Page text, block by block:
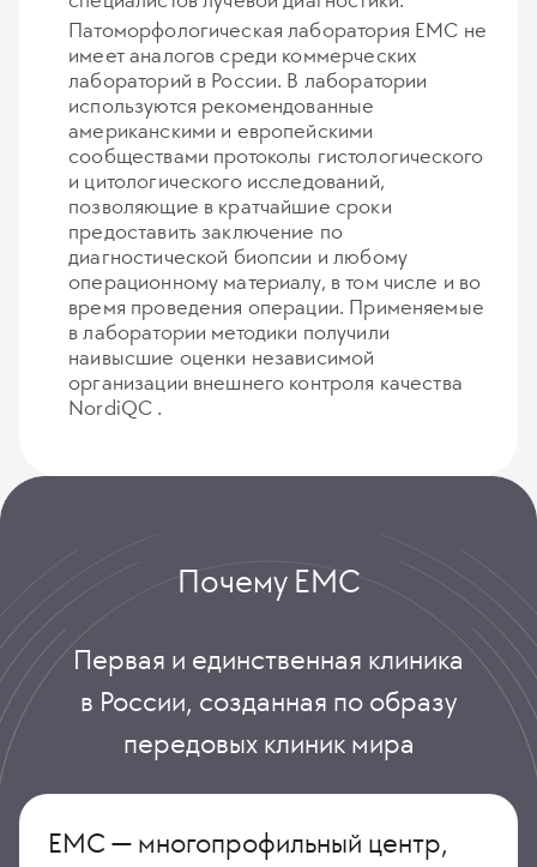
Патоморфологическая лаборатория ЕМС не
имеет аналогов среди коммерческих
лабораторий в России. В лаборатории
используются рекомендованные
американскими и европейскими
сообществами протоколы гистологического
и цитологического исследований,
позволяющие в кратчайшие сроки
предоставить заключение по
диагностической биопсии и любому
операционному материалу, в том числе и во
время проведения операции. Применяемые
в лаборатории методики получили
наивысшие оценки независимой
организации внешнего контроля качества
NordiQC .
Почему ЕМС
Первая и единственная клиника
в России, созданная по образу
передовых клиник мира
ЕМС — многопрофильный центр,